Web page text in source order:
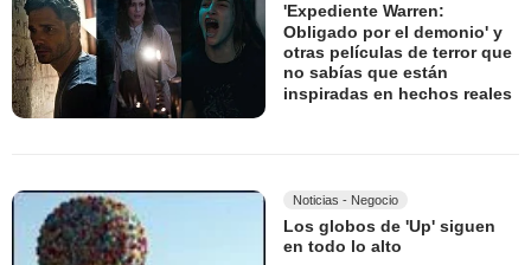
'Expediente Warren:
Obligado por el demonio' y
otras películas de terror que
no sabías que están
inspiradas en hechos reales
Noticias - Negocio
Los globos de 'Up' siguen
en todo lo alto